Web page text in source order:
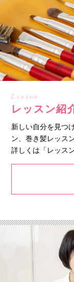
Lesson
レッスン紹
新しい自分を見つ
ン、巻き髪レッス
詳しくは「レッス